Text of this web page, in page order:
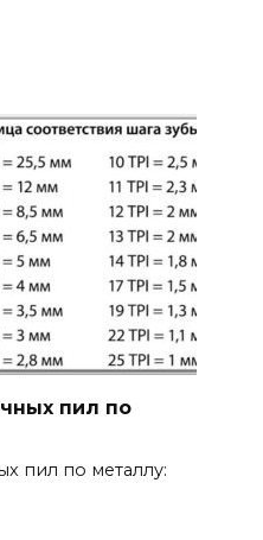
пил по
пил по металлу: